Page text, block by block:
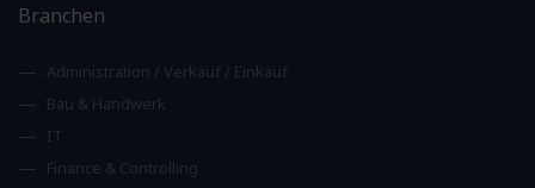
Branchen
Administration / Verkauf / Einkauf
Bau & Handwerk
IT
Finance & Controlling